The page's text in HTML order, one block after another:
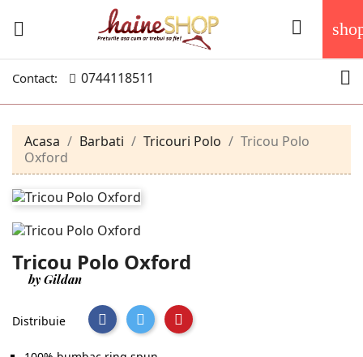
 
Contact: 0744118511 
Acasa Barbati Tricouri Polo
Tricou Polo
Oxford
Tricou Polo Oxford
by Gildan
Distribuie